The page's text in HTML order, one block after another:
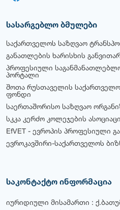
სასარგებლო ბმულები
საქართველოს საზღვაო
განათლების ხარისხის
პროფესიული
პორტალი
შოთა რუსთაველის
ფონდი
საერთაშორისო საზღვაო
სკკა კერძო კოლეჯების
EfVET - ევროპის პროფესიული
ევროკავშირი-საქართველოს
საკონტაქტო ინფორმაცია
იურიდიული მისამართი :